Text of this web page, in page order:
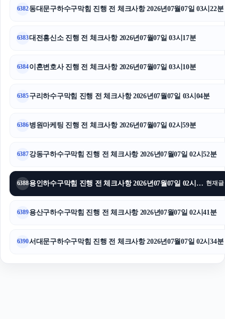
노원하수구막힘
하남하수구막힘
6382동대문구하수구막힘 진행 전 체크사항 2026년07월07일 03시22분
6383대전흥신소 진행 전 체크사항 2026년07월07일 03시17분
6384이혼변호사 진행 전 체크사항 2026년07월07일 03시10분
6385구리하수구막힘 진행 전 체크사항 2026년07월07일 03시04분
6386병원마케팅 진행 전 체크사항 2026년07월07일 02시59분
6387강동구하수구막힘 진행 전 체크사항 2026년07월07일 02시52분
6388 용인하수구막힘 진행 전 체크사항 2026년07월07일 02시46분 현재글
6389용산구하수구막힘 진행 전 체크사항 2026년07월07일 02시41분
6390서대문구하수구막힘 진행 전 체크사항 2026년07월07일 02시34분